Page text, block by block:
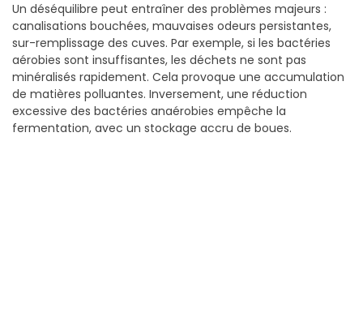
Un déséquilibre peut entraîner des problèmes majeurs :
canalisations bouchées, mauvaises odeurs persistantes,
sur-remplissage des cuves. Par exemple, si les bactéries
aérobies sont insuffisantes, les déchets ne sont pas
minéralisés rapidement. Cela provoque une accumulation
de matières polluantes. Inversement, une réduction
excessive des bactéries anaérobies empêche la
fermentation, avec un stockage accru de boues.